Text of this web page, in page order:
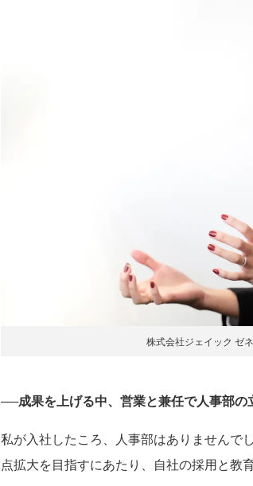
株式会社ジェイック ゼ
──成果を上げる中、営業と兼任で人事部の
私が入社したころ、人事部はありませんで
点拡大を目指すにあたり、自社の採用と教